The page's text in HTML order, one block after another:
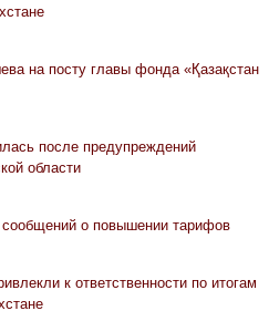
на посту главы фонда «Қазақстан
после предупреждений
области
о повышении тарифов
к ответственности по итогам